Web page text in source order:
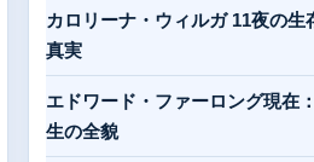
カロリーナ・ウィルガ 11夜の生
真実
エドワード・ファーロング現在
生の全貌